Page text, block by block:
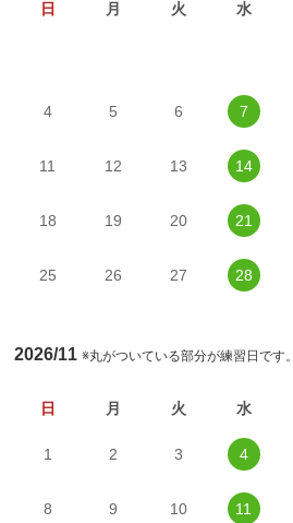
日 月 火 水
4 5 6 7
11 12 13 14
18 19 20 21
25 26 27 28
2026/11※丸がついている部分が練習日です。
日 月 火 水
1 2 3 4
8 9 10 11